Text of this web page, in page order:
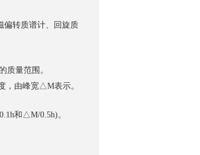
偏转质谱计、回旋质
质量范围。
，由峰宽△M表示。
和△M/0.5h)。